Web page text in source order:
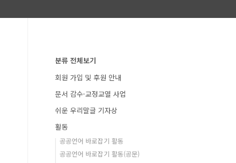
분류 전체보기
회원 가입 및 후원 안내
문서 감수·교정교열 사업
쉬운 우리말글 기자상
활동
공공언어 바로잡기 활동
공공언어 바로잡기 활동(공문)